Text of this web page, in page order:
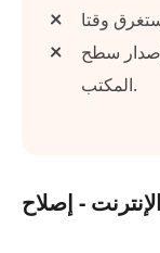
سطح
المكتب.